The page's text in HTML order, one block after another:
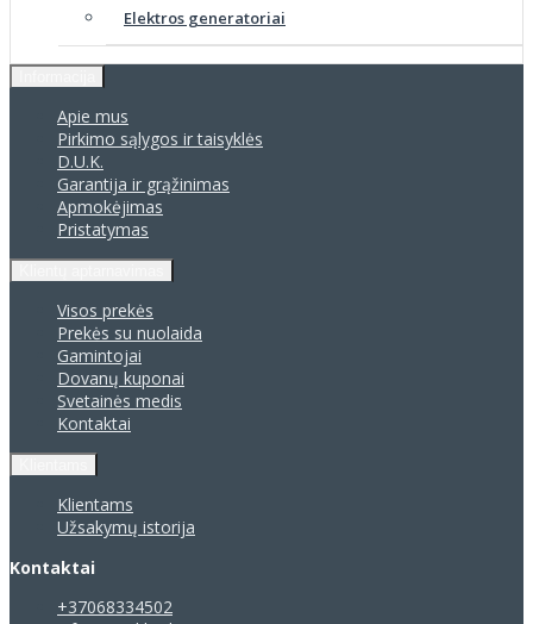
Elektros generatoriai
Apie mus
Pirkimo sąlygos ir taisyklės
D.U.K.
Garantija ir grąžinimas
Apmokėjimas
Pristatymas
Visos prekės
Prekės su nuolaida
Gamintojai
Dovanų kuponai
Svetainės medis
Kontaktai
Klientams
Užsakymų istorija
Kontaktai
+37068334502